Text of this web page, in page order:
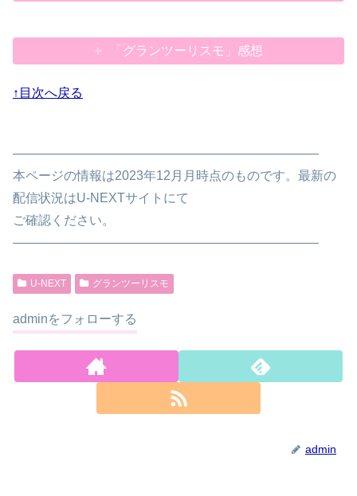
「グランツーリスモ」感想
↑目次へ戻る
————————————————————————
本ページの情報は2023年12月月時点のものです。最新の
配信状況はU-NEXTサイトにて
ご確認ください。
————————————————————————
U-NEXT グランツーリスモ
adminをフォローする
admin